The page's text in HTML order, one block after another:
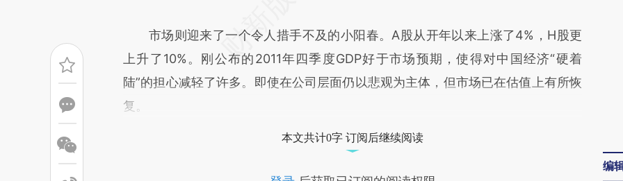
市场则迎来了一个令人措手不及的小阳春。A股从开年以来上涨了4%，H股更
上升了10%。刚公布的2011年四季度GDP好于市场预期，使得对中国经济“硬着
陆”的担心减轻了许多。即使在公司层面仍以悲观为主体，但市场已在估值上有所恢
复。
本文共计0字 订阅后继续阅读
编